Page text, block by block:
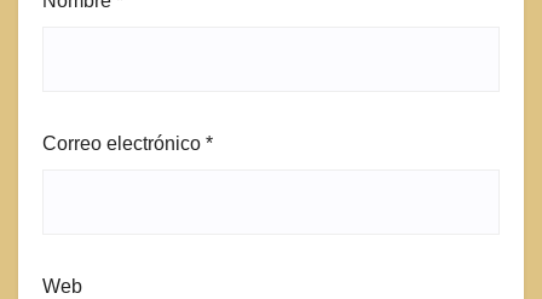
Correo electrónico *
Web